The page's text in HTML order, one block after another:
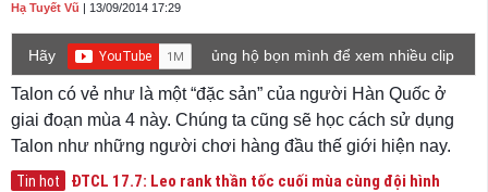
Hạ Tuyết Vũ | 13/09/2014 17:29
Hãy
ủng hộ bọn mình để xem nhiều clip
game mới hơn nhé!
Talon có vẻ như là một “đặc sản” của người Hàn Quốc ở
giai đoạn mùa 4 này. Chúng ta cũng sẽ học cách sử dụng
Talon như những người chơi hàng đầu thế giới hiện nay.
Tin hot
ĐTCL 17.7: Leo rank thần tốc cuối mùa cùng đội hình